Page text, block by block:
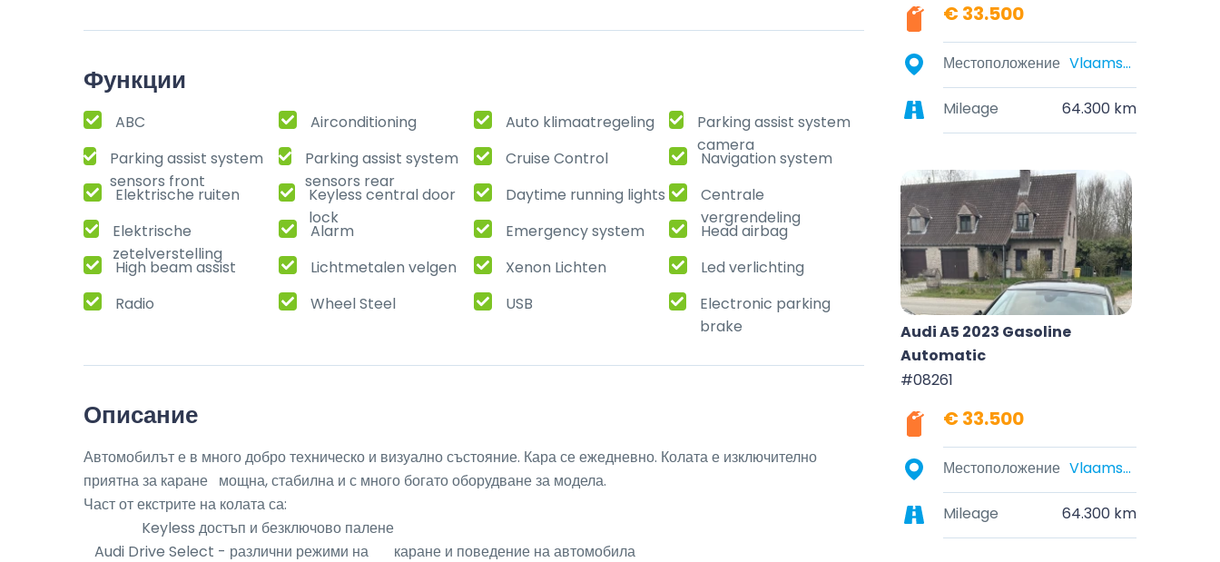
Функции
ABC Airconditioning Auto klimaatregeling
Parking assist system
camera
Parking assist system
sensors front
Parking assist system
sensors rear
Cruise Control
Navigation system
Elektrische ruiten
Keyless central door
lock
Daytime running lights
Centrale
vergrendeling
Elektrische
zetelverstelling
Alarm Emergency system
Head airbag
High beam assist
Lichtmetalen velgen Xenon Lichten
Led verlichting
Radio
Wheel Steel USB
Electronic parking
brake
Описание
Автомобилът е в много добро техническо и визуално състояние. Кара се ежедневно. Колата е изключително
приятна за каране   мощна, стабилна и с много богато оборудване за модела.
Част от екстрите на колата са:
€ 33.500
Местоположение Vlaams-Brabant, België
Mileage 64.300 km
Audi A5 2023 Gasoline
Automatic
#08261
€ 33.500
Местоположение Vlaams-Brabant, België
Mileage 64.300 km